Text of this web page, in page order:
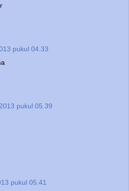
pukul 04.33
pukul 05.39
pukul 05.41